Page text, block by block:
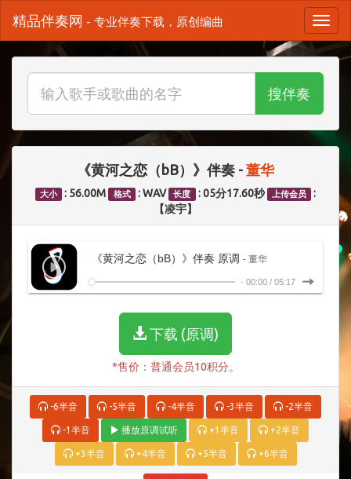
精品伴奏网 - 专业伴奏下载，原创编曲
搜伴奏
《黄河之恋（bB）》伴奏 - 董华
大小 : 56.00M 格式 : WAV 长度 : 05分17.60秒 上传会员
:
【凌宇】
《黄河之恋（bB）》伴奏 原调 - 董华
- 00:00 / 05:17
下载 (原调)
*售价：普通会员10积分。
-6半音 -5半音 -4半音 -3半音 -2半音
-1半音 播放原调试听 +1半音 +2半音
+3半音 +4半音 +5半音 +6半音